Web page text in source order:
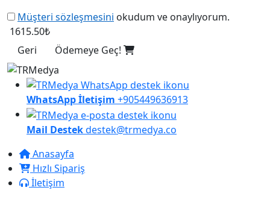
Müşteri sözleşmesini okudum ve onaylıyorum.
1615.50₺
Geri
Ödemeye Geç!
WhatsApp İletişim +905449636913
Mail Destekdestek@trmedya.co
Anasayfa
Hızlı Sipariş
İletişim